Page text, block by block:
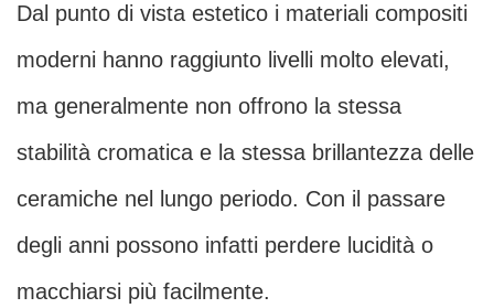
Dal punto di vista estetico i materiali compositi
moderni hanno raggiunto livelli molto elevati,
ma generalmente non offrono la stessa
stabilità cromatica e la stessa brillantezza delle
ceramiche nel lungo periodo. Con il passare
degli anni possono infatti perdere lucidità o
macchiarsi più facilmente.